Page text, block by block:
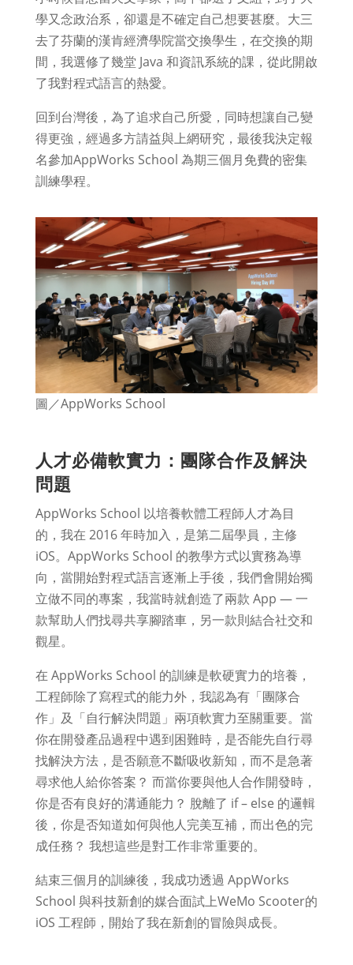
學又念政治系，卻還是不確定自己想要甚麼。大三
去了芬蘭的漢肯經濟學院當交換學生，在交換的期
間，我選修了幾堂 Java 和資訊系統的課，從此開啟
了我對程式語言的熱愛。
回到台灣後，為了追求自己所愛，同時想讓自己變
得更強，經過多方請益與上網研究，最後我決定報
名參加AppWorks School 為期三個月免費的密集
訓練學程。
圖／AppWorks School
人才必備軟實力：團隊合作及解決
問題
AppWorks School 以培養軟體工程師人才為目
的，我在 2016 年時加入，是第二屆學員，主修
iOS。AppWorks School 的教學方式以實務為導
向，當開始對程式語言逐漸上手後，我們會開始獨
立做不同的專案，我當時就創造了兩款 App — 一
款幫助人們找尋共享腳踏車，另一款則結合社交和
觀星。
在 AppWorks School 的訓練是軟硬實力的培養，
工程師除了寫程式的能力外，我認為有「團隊合
作」及「自行解決問題」兩項軟實力至關重要。當
你在開發產品過程中遇到困難時，是否能先自行尋
找解決方法，是否願意不斷吸收新知，而不是急著
尋求他人給你答案？ 而當你要與他人合作開發時，
你是否有良好的溝通能力？ 脫離了 if – else 的邏輯
後，你是否知道如何與他人完美互補，而出色的完
成任務？ 我想這些是對工作非常重要的。
結束三個月的訓練後，我成功透過 AppWorks
School 與科技新創的媒合面試上WeMo Scooter的
iOS 工程師，開始了我在新創的冒險與成長。